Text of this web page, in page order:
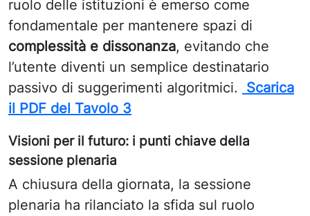
ruolo delle istituzioni è emerso come
fondamentale per mantenere spazi di
complessità e dissonanza, evitando che
l’utente diventi un semplice destinatario
passivo di suggerimenti algoritmici.
Scarica
il PDF del Tavolo 3
Visioni per il futuro: i punti chiave della
sessione plenaria
A chiusura della giornata, la sessione
plenaria ha rilanciato la sfida sul ruolo